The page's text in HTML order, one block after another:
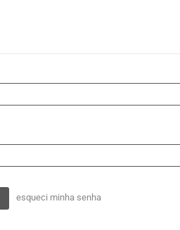
esqueci minha senha